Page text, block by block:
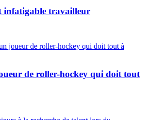
infatigable travailleur
de roller-hockey qui doit tout